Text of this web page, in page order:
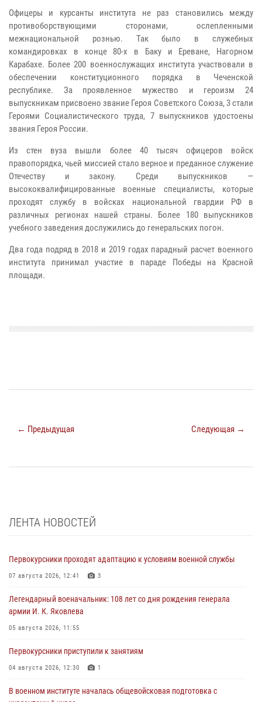
Офицеры и курсанты института не раз становились между
противоборствующими сторонами, ослепленными
межнациональной рознью. Так было в служебных
командировках в конце 80-х в Баку и Ереване, Нагорном
Карабахе. Более 200 военнослужащих института участвовали в
обеспечении конституционного порядка в Чеченской
республике. За проявленное мужество и героизм 24
выпускникам присвоено звание Героя Советского Союза, 3 стали
Героями Социалистического труда, 7 выпускников удостоены
звания Героя России.
Из стен вуза вышли более 40 тысяч офицеров войск
правопорядка, чьей миссией стало верное и преданное служение
Отечеству и закону. Среди выпускников —
высококвалифицированные военные специалисты, которые
проходят службу в войсках национальной гвардии РФ в
различных регионах нашей страны. Более 180 выпускников
учебного заведения дослужились до генеральских погон.
Два года подряд в 2018 и 2019 годах парадный расчет военного
института принимал участие в параде Победы на Красной
площади.
← Предыдущая Следующая →
ЛЕНТА НОВОСТЕЙ
Первокурсники проходят адаптацию к условиям военной службы
07 августа 2026, 12:41 3
Легендарный военачальник: 108 лет со дня рождения генерала
армии И. К. Яковлева
05 августа 2026, 11:55
Первокурсники приступили к занятиям
04 августа 2026, 12:30 1
В военном институте началась общевойсковая подготовка с